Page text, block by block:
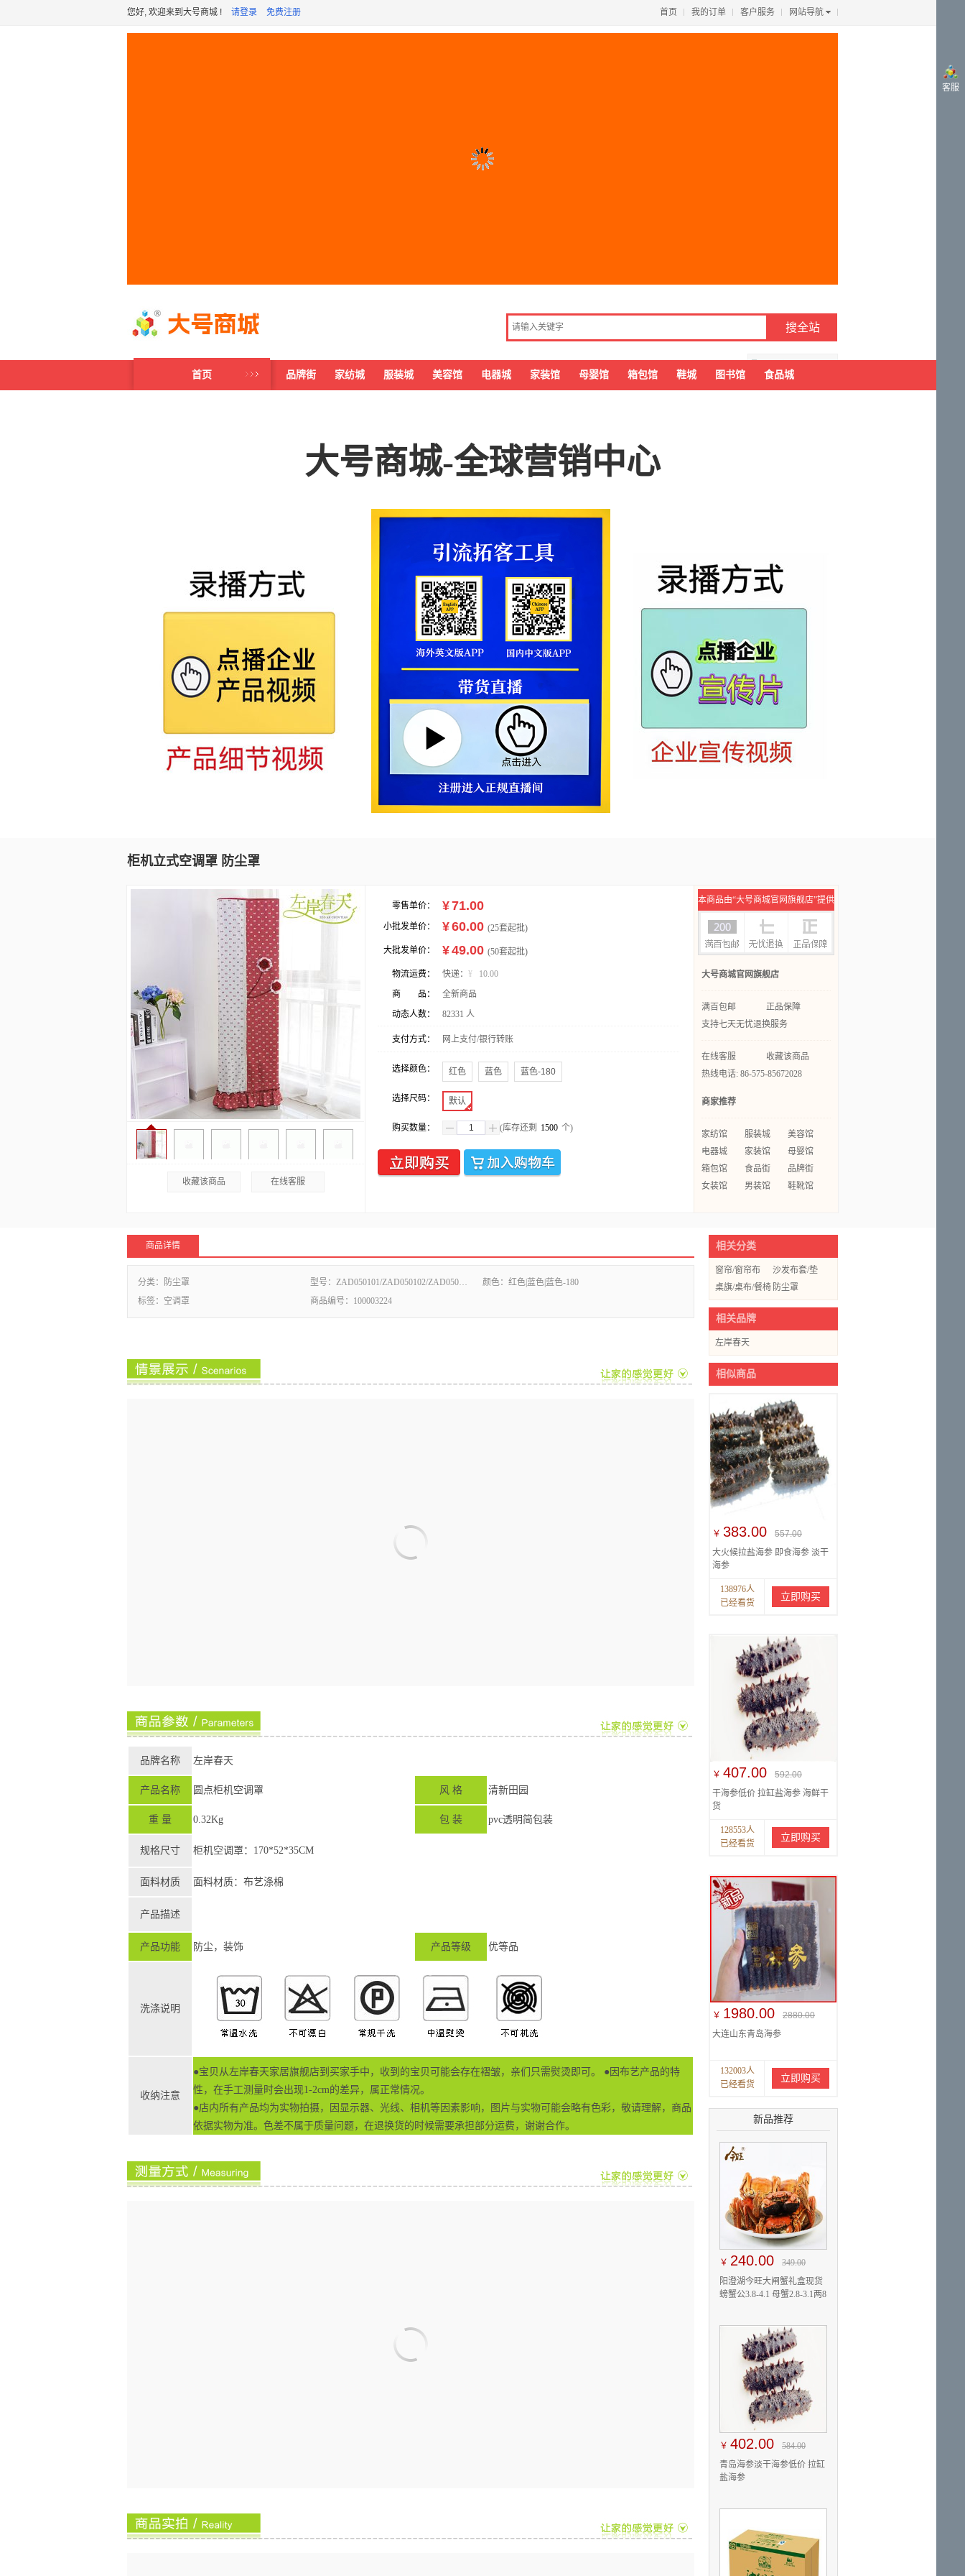
您好, 欢迎来到大号商城 ! 请登录 免费注册 首页 我的订单 客户服务 网站导航
首页 品牌街 家纺城 服装城 美容馆 电器城 家装馆 母婴馆 箱包馆 鞋城 图书馆 食品城
大号商城-全球营销中心
柜机立式空调罩 防尘罩
收藏该商品 在线客服
零售单价： ¥71.00
小批发单价： ¥60.00 (25套起批)
大批发单价： ¥49.00 (50套起批)
物流运费： 快递： ¥
10.00
商 品：
全新商品
动态人数：
82331 人
支付方式： 网上支付/银行转账
选择颜色： 红色 蓝色 蓝色-180
选择尺码： 默认
购买数量： (库存还剩 1500 个)
本商品由“大号商城官网旗舰店”提供
大号商城官网旗舰店
满百包邮
正品保障
支持七天无忧退换服务
在线客服
收藏该商品
热线电话: 86-575-85672028
商家推荐
家纺馆 服装城
美容馆
电器城
家装馆
母婴馆
箱包馆
食品街
品牌街
女装馆
男装馆 鞋靴馆
相关分类
窗帘/窗帘布
沙发布套/垫
桌旗/桌布/餐椅 防尘罩
相关品牌
左岸春天
相似商品
￥ 383.00
557.00
大火候拉盐海参 即食海参 淡干
海参
138976人
已经看货
立即购买
￥ 407.00
592.00
干海参低价 拉缸盐海参 海鲜干
货
128553人
已经看货
立即购买
￥ 1980.00
2880.00
大连山东青岛海参
132003人
已经看货
立即购买
新品推荐
￥ 240.00
349.00
阳澄湖今旺大闸蟹礼盒现货
螃蟹公3.8-4.1 母蟹2.8-3.1两8
￥ 402.00
584.00
青岛海参淡干海参低价 拉缸
盐海参
商品详情
分类： 防尘罩 型号： ZAD050101/ZAD050102/ZAD050104 颜色： 红色|蓝色|蓝色-180
标签： 空调罩 商品编号： 100003224
品牌名称 左岸春天
产品名称 圆点柜机空调罩 风 格 清新田园
重 量 0.32Kg 包 装 pvc透明简包装
规格尺寸 柜机空调罩：170*52*35CM
面料材质 面料材质：布艺涤棉
产品描述
产品功能 防尘，装饰 产品等级 优等品
洗涤说明
收纳注意
●宝贝从左岸春天家居旗舰店到买家手中，收到的宝贝可能会存在褶皱，亲们只需熨烫即可。 ●因布艺产品的特
性，在手工测量时会出现1-2cm的差异，属正常情况。
●店内所有产品均为实物拍摄，因显示器、光线、相机等因素影响，图片与实物可能会略有色彩，敬请理解，商品
依据实物为准。色差不属于质量问题，在退换货的时候需要承担部分运费，谢谢合作。
客服